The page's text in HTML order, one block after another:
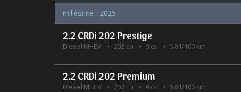
millésime : 2025
2.2 CRDi 202 Prestige
Diesel MHEV 202 ch 9 cv 5,8 l/100 km
2.2 CRDi 202 Premium
Diesel MHEV 202 ch 9 cv 5,8 l/100 km